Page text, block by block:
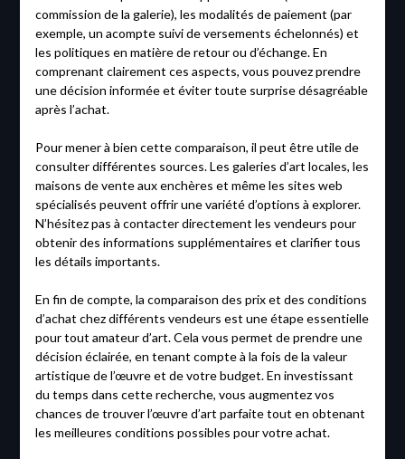
commission de la galerie), les modalités de paiement (par
exemple, un acompte suivi de versements échelonnés) et
les politiques en matière de retour ou d’échange. En
comprenant clairement ces aspects, vous pouvez prendre
une décision informée et éviter toute surprise désagréable
après l’achat.
Pour mener à bien cette comparaison, il peut être utile de
consulter différentes sources. Les galeries d’art locales, les
maisons de vente aux enchères et même les sites web
spécialisés peuvent offrir une variété d’options à explorer.
N’hésitez pas à contacter directement les vendeurs pour
obtenir des informations supplémentaires et clarifier tous
les détails importants.
En fin de compte, la comparaison des prix et des conditions
d’achat chez différents vendeurs est une étape essentielle
pour tout amateur d’art. Cela vous permet de prendre une
décision éclairée, en tenant compte à la fois de la valeur
artistique de l’œuvre et de votre budget. En investissant
du temps dans cette recherche, vous augmentez vos
chances de trouver l’œuvre d’art parfaite tout en obtenant
les meilleures conditions possibles pour votre achat.